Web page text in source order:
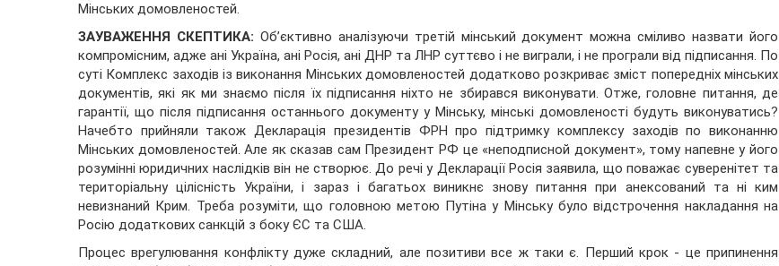
Мінських домовленостей.
ЗАУВАЖЕННЯ СКЕПТИКА: Об’єктивно аналізуючи третій мінський документ можна сміливо назвати його
компромісним, адже ані Україна, ані Росія, ані ДНР та ЛНР суттєво і не виграли, і не програли від підписання. По
суті Комплекс заходів із виконання Мінських домовленостей додатково розкриває зміст попередніх мінських
документів, які як ми знаємо після їх підписання ніхто не збирався виконувати. Отже, головне питання, де
гарантії, що після підписання останнього документу у Мінську, мінські домовленості будуть виконуватись?
Начебто прийняли також Декларація президентів ФРН про підтримку комплексу заходів по виконанню
Мінських домовленостей. Але як сказав сам Президент РФ це «неподписной документ», тому напевне у його
розумінні юридичних наслідків він не створює. До речі у Декларації Росія заявила, що поважає суверенітет та
територіальну цілісність України, і зараз і багатьох виникнє знову питання при анексований та ні ким
невизнаний Крим. Треба розуміти, що головною метою Путіна у Мінську було відстрочення накладання на
Росію додаткових санкцій з боку ЄС та США.
Процес врегулювання конфлікту дуже складний, але позитиви все ж таки є. Перший крок - це припинення